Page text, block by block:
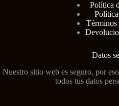
Política
Términos
Datos
Nuestro sitio web es seguro, por
todos tus datos